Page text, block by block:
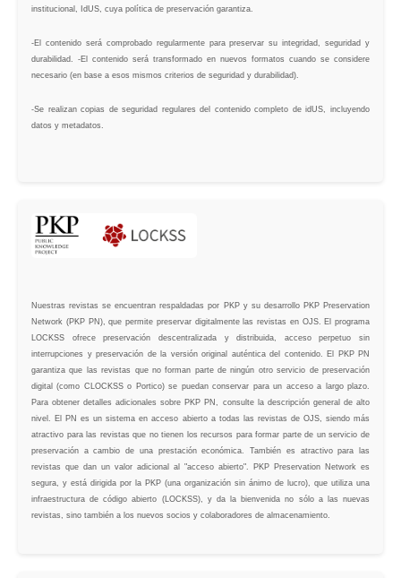
institucional, IdUS, cuya política de preservación garantiza.
-El contenido será comprobado regularmente para preservar su integridad, seguridad y
durabilidad. -El contenido será transformado en nuevos formatos cuando se considere
necesario (en base a esos mismos criterios de seguridad y durabilidad).
-Se realizan copias de seguridad regulares del contenido completo de idUS, incluyendo
datos y metadatos.
Nuestras revistas se encuentran respaldadas por PKP y su desarrollo PKP Preservation
Network (PKP PN), que permite preservar digitalmente las revistas en OJS. El programa
LOCKSS ofrece preservación descentralizada y distribuida, acceso perpetuo sin
interrupciones y preservación de la versión original auténtica del contenido. El PKP PN
garantiza que las revistas que no forman parte de ningún otro servicio de preservación
digital (como CLOCKSS o Portico) se puedan conservar para un acceso a largo plazo.
Para obtener detalles adicionales sobre PKP PN, consulte la descripción general de alto
nivel. El PN es un sistema en acceso abierto a todas las revistas de OJS, siendo más
atractivo para las revistas que no tienen los recursos para formar parte de un servicio de
preservación a cambio de una prestación económica. También es atractivo para las
revistas que dan un valor adicional al "acceso abierto". PKP Preservation Network es
segura, y está dirigida por la PKP (una organización sin ánimo de lucro), que utiliza una
infraestructura de código abierto (LOCKSS), y da la bienvenida no sólo a las nuevas
revistas, sino también a los nuevos socios y colaboradores de almacenamiento.